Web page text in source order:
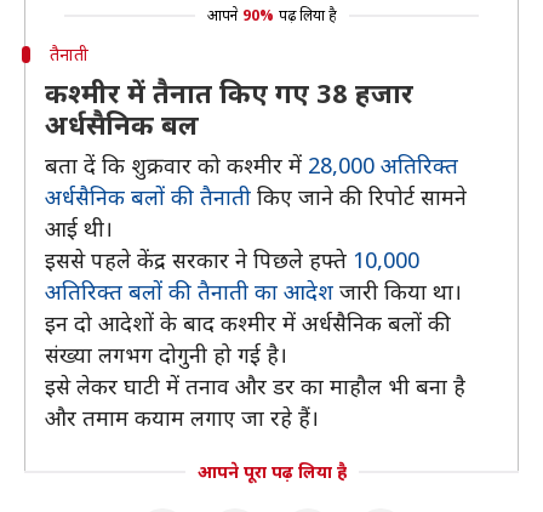
आपने 90% पढ़ लिया है
तैनाती
कश्मीर में तैनात किए गए 38 हजार
अर्धसैनिक बल
बता दें कि शुक्रवार को कश्मीर में 28,000 अतिरिक्त
अर्धसैनिक बलों की तैनाती किए जाने की रिपोर्ट सामने
आई थी।
इससे पहले केंद्र सरकार ने पिछले हफ्ते 10,000
अतिरिक्त बलों की तैनाती का आदेश जारी किया था।
इन दो आदेशों के बाद कश्मीर में अर्धसैनिक बलों की
संख्या लगभग दोगुनी हो गई है।
इसे लेकर घाटी में तनाव और डर का माहौल भी बना है
और तमाम कयाम लगाए जा रहे हैं।
आपने पूरा पढ़ लिया है